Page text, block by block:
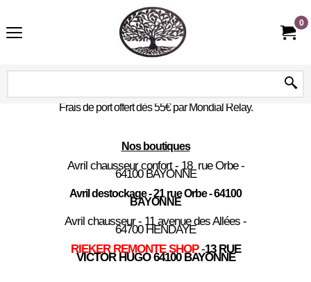
0
Frais de port offert dès 55€ par Mondial Relay.
Nos boutiques
Avril chausseur confort - 18 rue Orbe -
64100 BAYONNE
Avril destockage - 21 rue Orbe - 64100
BAYONNE
Avril chausseur - 11 avenue des Allées -
64700 HENDAYE
RIEKER REMONTE SHOP -13 RUE
VICTOR HUGO 64100 BAYONNE